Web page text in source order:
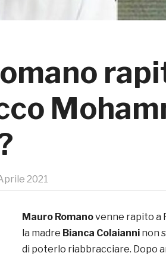
2021
Mauro Romanovenne rapito a
la madre Bianca Colaianni non
di poterlo riabbracciare. Dopo